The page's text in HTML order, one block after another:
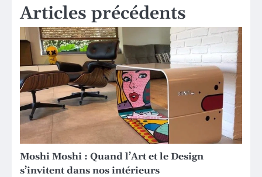
Articles précédents
Moshi Moshi : Quand l’Art et le Design
s’invitent dans nos intérieurs